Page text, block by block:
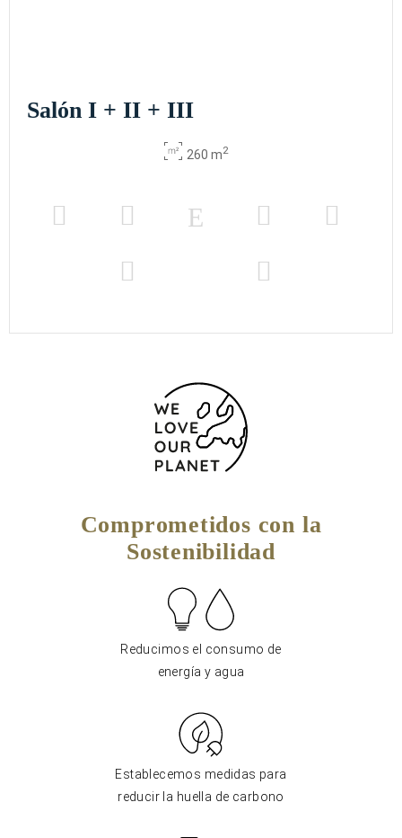
Salón I + II + III
260 m2
Comprometidos con la
Sostenibilidad
Reducimos el consumo de
energía y agua
Establecemos medidas para
reducir la huella de carbono